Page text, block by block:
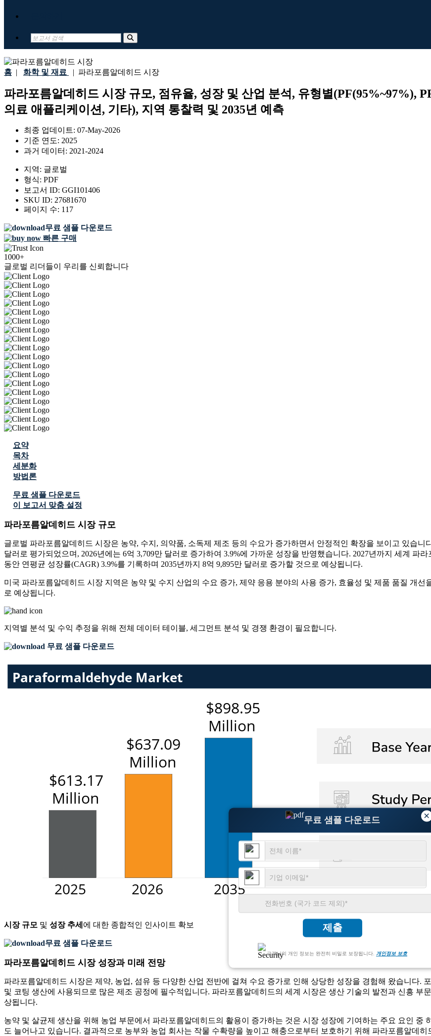
홈 | 화학 및 재료 | 파라포름알데히드 시장
파라포름알데히드 시장 규모, 점유율, 성장 및 산업 분석, 유형별(PF(95%~97%),
의료 애플리케이션, 기타), 지역 통찰력 및 2035년 예측
최종 업데이트: 07-May-2026
기준 연도: 2025
과거 데이터: 2021-2024
지역: 글로벌
형식: PDF
보고서 ID: GGI101406
SKU ID: 27681670
페이지 수: 117
무료 샘플 다운로드
빠른 구매
1000+
글로벌 리더들이 우리를 신뢰합니다
×
무료 샘플 다운로드
제출
고객님의 개인 정보는 완전히 비밀로 보장됩니다. 개인정보 보호
요약
목차
세분화
방법론
무료 샘플 다운로드
이 보고서 맞춤 설정
파라포름알데히드 시장 규모
글로벌 파라포름알데히드 시장은 농약, 수지, 의약품, 소독제 제조 등의 수요가 증가하면서 안정적인 확장을 보이고 있습니
달러로 평가되었으며, 2026년에는 6억 3,709만 달러로 증가하여 3.9%에 가까운 성장을 반영했습니다. 2027년까지 세계 파
동안 연평균 성장률(CAGR) 3.9%를 기록하며 2035년까지 8억 9,895만 달러로 증가할 것으로 예상됩니다.
미국 파라포름알데히드 시장 지역은 농약 및 수지 산업의 수요 증가, 제약 응용 분야의 사용 증가, 효율성 및 제품 품질 개
로 예상됩니다.
지역별 분석 및 수익 추정을 위해 전체 데이터 테이블, 세그먼트 분석 및 경쟁 환경이 필요합니다.
무료 샘플 다운로드
시장 규모 및 성장 추세 에 대한 종합적인 인사이트 확보
무료 샘플 다운로드
파라포름알데히드 시장 성장과 미래 전망
파라포름알데히드 시장은 제약, 농업, 섬유 등 다양한 산업 전반에 걸쳐 수요 증가로 인해 상당한 성장을 경험해 왔습니다.
및 코팅 생산에 사용되므로 많은 제조 공정에 필수적입니다. 파라포름알데히드의 세계 시장은 생산 기술의 발전과 신흥 부
상됩니다.
농약 및 살균제 생산을 위해 농업 부문에서 파라포름알데히드의 활용이 증가하는 것은 시장 성장에 기여하는 주요 요인 중
도 늘어나고 있습니다. 결과적으로 농부와 농업 회사는 작물 수확량을 높이고 해충으로부터 보호하기 위해 파라포름알데